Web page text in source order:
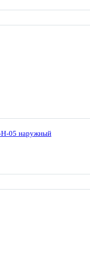
Н-05 наружный